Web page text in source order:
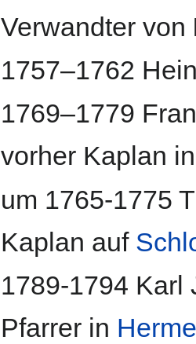
Verwandter von
1757–1762
1769–1779
vorher Kaplan
um 1765-1775
Kaplan auf
1789-1794
Pfarrer in